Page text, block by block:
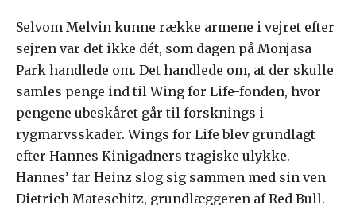
Selvom Melvin kunne række armene i vejret efter
sejren var det ikke dét, som dagen på Monjasa
Park handlede om. Det handlede om, at der skulle
samles penge ind til Wing for Life-fonden, hvor
pengene ubeskåret går til forsknings i
rygmarvsskader. Wings for Life blev grundlagt
efter Hannes Kinigadners tragiske ulykke.
Hannes’ far Heinz slog sig sammen med sin ven
Dietrich Mateschitz, grundlæggeren af Red Bull.